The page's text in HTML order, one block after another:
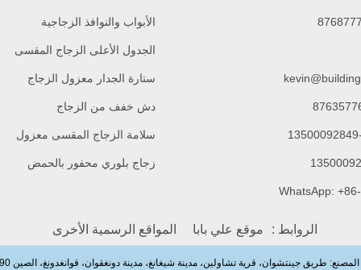
الأبواب والنوافذ الزجاجية
الجدول الأعلى الزجاج المقسى
ستارة الجدار معزول الزجاج
دش خفف من الزجاج
سلامة الزجاج المقسى معزول
زجاج بلوري محفور بالحمض
الروابط : موقع علي بابا المواقع الرسمية الأخرى
طريق جينتشوان، قرية تشاولين، مدينة شيغانغ، مدينة دونغقوان، قوانغدونغ، الصين 523590